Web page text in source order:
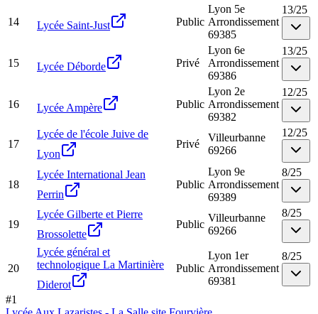
14 Lycée Saint-Just Public
Lyon 5e
Arrondissement
69385
13/25
15 Lycée Déborde Privé
Lyon 6e
Arrondissement
69386
13/25
16 Lycée Ampère Public
Lyon 2e
Arrondissement
69382
12/25
17
Lycée de l'école Juive de
Lyon
Privé
Villeurbanne
69266
12/25
18
Lycée International Jean
Perrin
Public
Lyon 9e
Arrondissement
69389
8/25
19
Lycée Gilberte et Pierre
Brossolette
Public
Villeurbanne
69266
8/25
20
Lycée général et
technologique La Martinière
Diderot
Public
Lyon 1er
Arrondissement
69381
8/25
#1